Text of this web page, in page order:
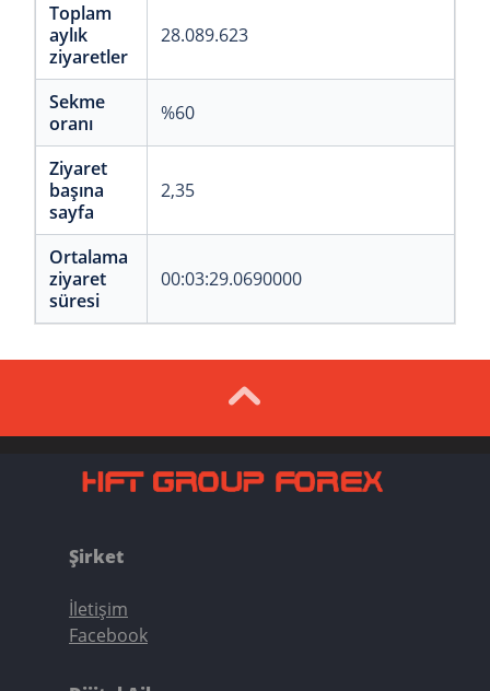
Toplam
aylık
ziyaretler
28.089.623
Sekme
oranı
%60
Ziyaret
başına
sayfa
2,35
Ortalama
ziyaret
süresi
00:03:29.0690000
Şirket
İletişim
Facebook